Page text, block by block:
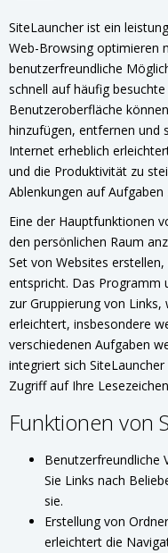
SiteLauncher ist ein
Web-Browsing optimieren
benutzerfreundliche
schnell auf häufig
Benutzeroberfläche
hinzufügen, entfernen und
Internet erheblich
und die Produktivität zu
Ablenkungen auf
Eine der Hauptfunktionen
den persönlichen Raum
Set von Websites
entspricht. Das Programm
zur Gruppierung von
erleichtert, insbesondere
verschiedenen Aufgaben
integriert sich
Zugriff auf Ihre
Funktionen von
Benutzerfreundliche
Sie Links nach
sie.
Erstellung von
erleichtert die